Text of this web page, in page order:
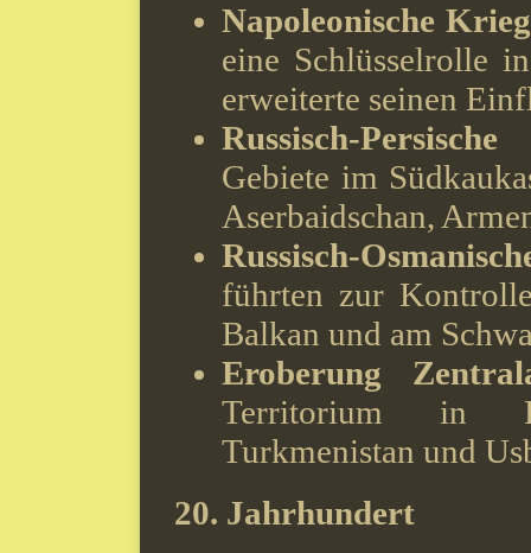
Napoleonische
eine Schlüsselrolle
erweiterte seinen
Russisch-
Gebiete im
Aserbaidschan,
Russisch-
führten zur
Balkan und am
Eroberung
Territorium in
Turkmenistan und
20. Jahrhundert